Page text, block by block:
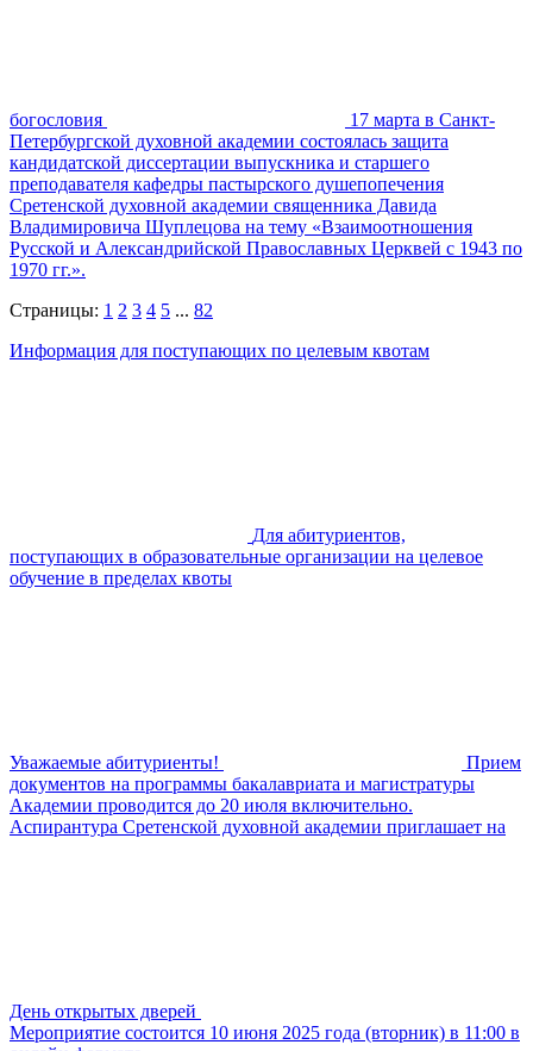
богословия
17 марта в Санкт-
Петербургской духовной академии состоялась защита
кандидатской диссертации выпускника и старшего
преподавателя кафедры пастырского душепопечения
Сретенской духовной академии священника Давида
Владимировича Шуплецова на тему «Взаимоотношения
Русской и Александрийской Православных Церквей с 1943 по
1970 гг.».
Страницы: 1 2 3 4 5 ... 82
Информация для поступающих по целевым квотам
Для абитуриентов,
поступающих в образовательные организации на целевое
обучение в пределах квоты
Уважаемые абитуриенты!
Прием
документов на программы бакалавриата и магистратуры
Академии проводится до 20 июля включительно.
Аспирантура Сретенской духовной академии приглашает на
День открытых дверей
Мероприятие состоится 10 июня 2025 года (вторник) в 11:00 в